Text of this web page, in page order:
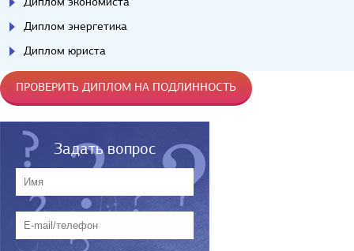
Диплом энергетика
Диплом юриста
ПРОВЕРИТЬ ДИПЛОМ НА ПОДЛИННОСТЬ
Задать вопрос